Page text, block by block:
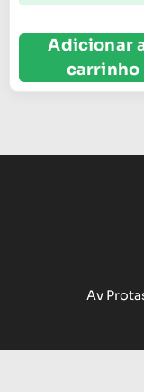
Adicionar
carrinho
Av